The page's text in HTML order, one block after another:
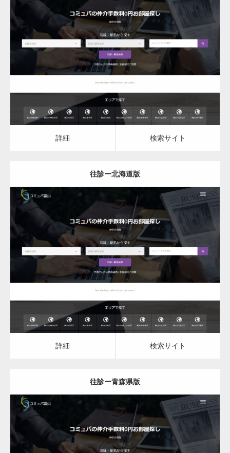
更新日： 2023.03.08
詳細 検索サイト
詳細 検索サイト
往診ー北海道版
更新日： 2023.03.08
詳細 検索サイト
詳細 検索サイト
往診ー青森県版
更新日： 2023.03.08